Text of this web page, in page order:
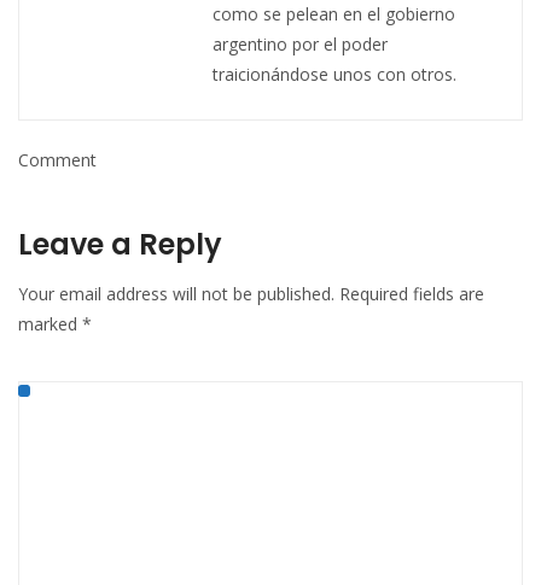
como se pelean en el gobierno
argentino por el poder
traicionándose unos con otros.
Comment
Leave a Reply
Your email address will not be published. Required fields are
marked *